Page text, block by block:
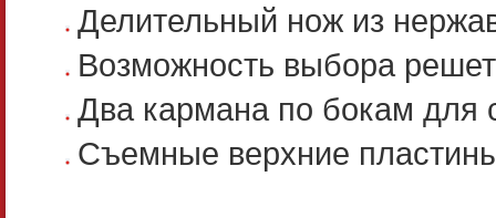
Делительный нож из
Возможность выбора
Два кармана по бокам
Съемные верхние